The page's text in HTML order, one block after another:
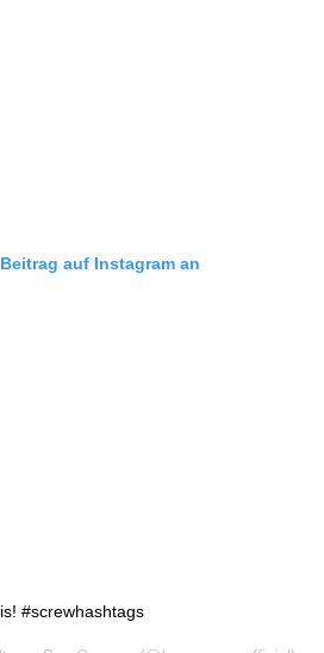
auf Instagram an
#screwhashtags